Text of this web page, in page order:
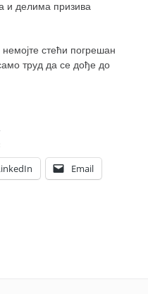
и делима призива
стећи погрешан
труд да се дође до
Email